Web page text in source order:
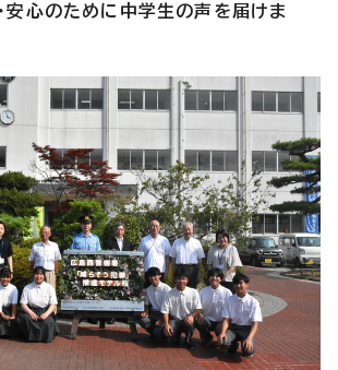
安心のために中学生の声を届けま